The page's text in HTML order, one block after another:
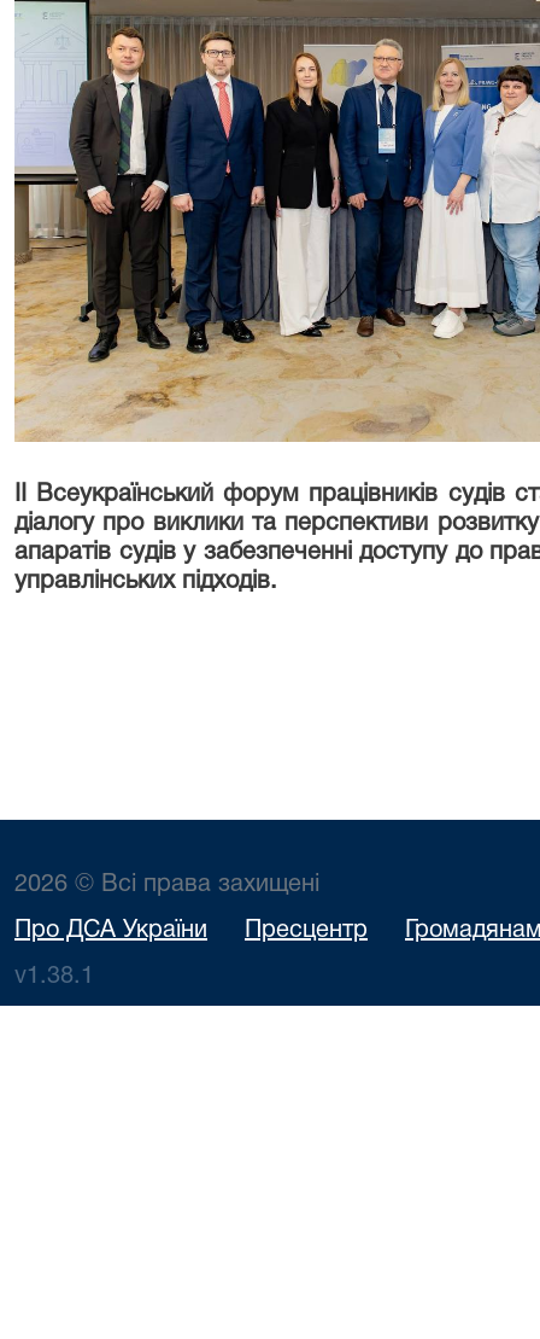
II Всеукраїнський форум працівників судів
діалогу про виклики та перспективи
апаратів судів у забезпеченні доступу до
управлінських підходів.
2026 © Всі права захищені
Про ДСА України Пресцентр
v1.38.1